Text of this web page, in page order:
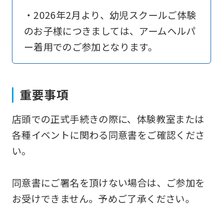
・2026年2月より、幼児スクールご体験
のお子様につきましては、アームヘルパ
ー着用でのご参加となります。
重要事項
店頭での正式手続きの際に、体験教室または
各種イベントに関わる同意書をご確認くださ
い。
同意書にご署名を頂けない場合は、ご参加を
お受けできません。予めご了承ください。
to
return
to
the
if
you
automatic
translation